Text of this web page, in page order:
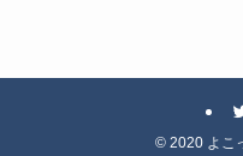
© 2020 よこ